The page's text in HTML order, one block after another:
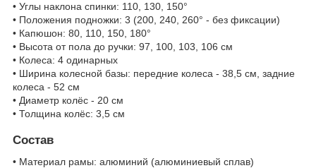
• Углы наклона спинки: 110, 130, 150°
• Положения подножки: 3 (200, 240, 260° - без фиксации)
• Капюшон: 80, 110, 150, 180°
• Высота от пола до ручки: 97, 100, 103, 106 см
• Колеса: 4 одинарных
• Ширина колесной базы: передние колеса - 38,5 см, задние
колеса - 52 см
• Диаметр колёс - 20 см
• Толщина колёс: 3,5 см
Состав
• Материал рамы: алюминий (алюминиевый сплав)